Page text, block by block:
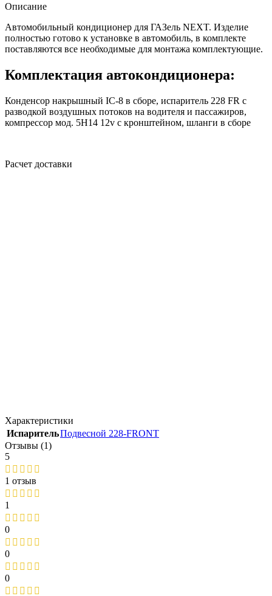
Описание
Автомобильный кондиционер для ГАЗель NEXT. Изделие
полностью готово к установке в автомобиль, в комплекте
поставляются все необходимые для монтажа комплектующие.
Комплектация автокондиционера:
Конденсор накрышный IC-8 в сборе, испаритель 228 FR с
разводкой воздушных потоков на водителя и пассажиров,
компрессор мод. 5Н14 12v с кронштейном, шланги в сборе
Расчет доставки
Характеристики
ИспарительПодвесной 228-FRONT
Отзывы (1)
5
1 отзыв
1
0
0
0